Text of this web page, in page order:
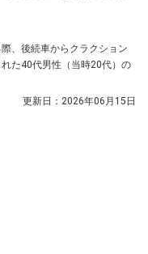
、後続車からクラクション
た40代男性（当時20代）の
更新日： 2026年06月15日